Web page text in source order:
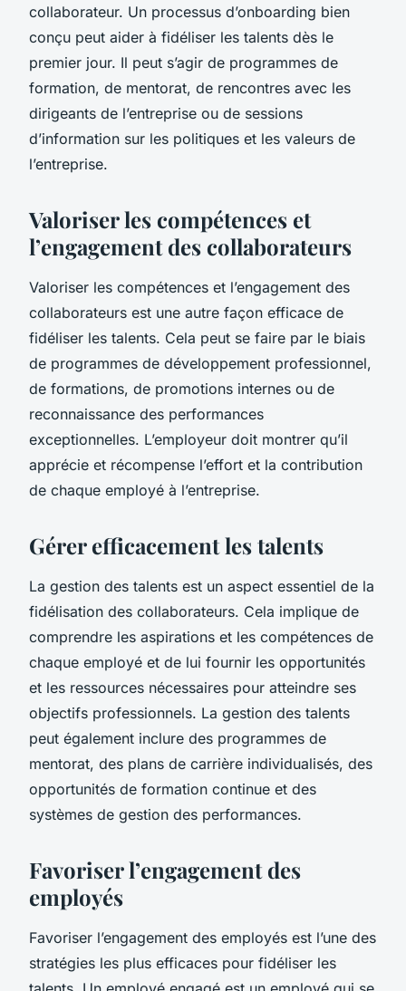
collaborateur. Un processus d’onboarding bien
conçu peut aider à fidéliser les talents dès le
premier jour. Il peut s’agir de programmes de
formation, de mentorat, de rencontres avec les
dirigeants de l’entreprise ou de sessions
d’information sur les politiques et les valeurs de
l’entreprise.
Valoriser les compétences et
l’engagement des collaborateurs
Valoriser les compétences et l’engagement des
collaborateurs est une autre façon efficace de
fidéliser les talents. Cela peut se faire par le biais
de programmes de développement professionnel,
de formations, de promotions internes ou de
reconnaissance des performances
exceptionnelles. L’employeur doit montrer qu’il
apprécie et récompense l’effort et la contribution
de chaque employé à l’entreprise.
Gérer efficacement les talents
La gestion des talents est un aspect essentiel de la
fidélisation des collaborateurs. Cela implique de
comprendre les aspirations et les compétences de
chaque employé et de lui fournir les opportunités
et les ressources nécessaires pour atteindre ses
objectifs professionnels. La gestion des talents
peut également inclure des programmes de
mentorat, des plans de carrière individualisés, des
opportunités de formation continue et des
systèmes de gestion des performances.
Favoriser l’engagement des
employés
Favoriser l’engagement des employés est l’une des
stratégies les plus efficaces pour fidéliser les